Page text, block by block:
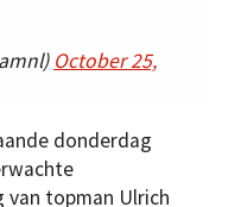
October 25,
donderdag
topman Ulrich